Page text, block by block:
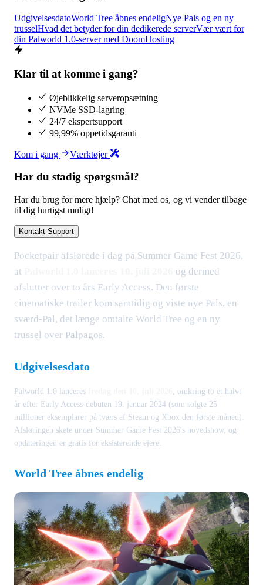
UdgivelsesdatoWorld Tree åbnes endeligNye Pals og en ny
trusselHvad det betyder for din dedikerede serverVær vært for
din Palworld 1.0-server med DoomHosting
Klar til at komme i gang?
Øjeblikkelig serveropsætning
NVMe SSD-lagring
24/7 ekspertsupport
99,99% oppetidsgaranti
Kom i gang Værktøjer
Har du stadig spørgsmål?
Har du brug for mere hjælp? Chat med os, og vi vender tilbage
til dig hurtigst muligt!
Kontakt Support
Pocketpair afslørede i dag på Summer Game Fest 2026,
at
og dermed
afslutter over to års Early Access. Den første
cinematiske trailer kom samtidig og viste nye Pals, en
sværd-Pal, det længe omtalte World Tree og en ny
trussel over Palpagos.
Udgivelsesdato
Palworld 1.0 lanceres
, omkring to et halvt
år efter Early Access-debuten 19. januar 2024 (som solgte 25
millioner eksemplarer på tværs af Steam og Xbox den første måned).
Afsløringen skete under Summer Game Fest 2026's hovedshow, og
opdateringen er gratis for eksisterende ejere.
World Tree åbnes endelig